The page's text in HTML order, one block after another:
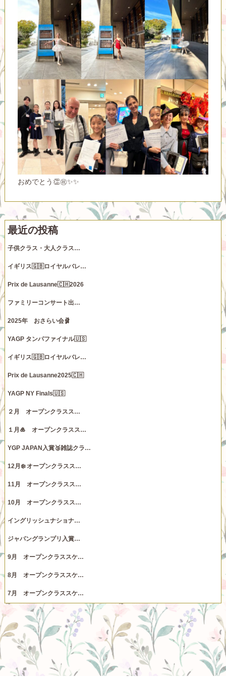
おめでとう👏㊗️✨✨
最近の投稿
子供クラス・大人クラス…
イギリス🇬🇧ロイヤルバレ…
Prix de Lausanne🇨🇭2026
ファミリーコンサート出…
2025年 おさらい会🩰
YAGP タンパファイナル🇺🇸
イギリス🇬🇧ロイヤルバレ…
Prix de Lausanne2025🇨🇭
YAGP NY Finals🇺🇸
２月 オープンクラスス…
１月🎍 オープンクラスス…
YGP JAPAN入賞🥉雑誌クラ…
12月❄️ オープンクラスス…
11月 オープンクラスス…
10月 オープンクラスス…
イングリッシュナショナ…
ジャパングランプリ入賞…
9月 オープンクラススケ…
8月 オープンクラススケ…
7月 オープンクラススケ…